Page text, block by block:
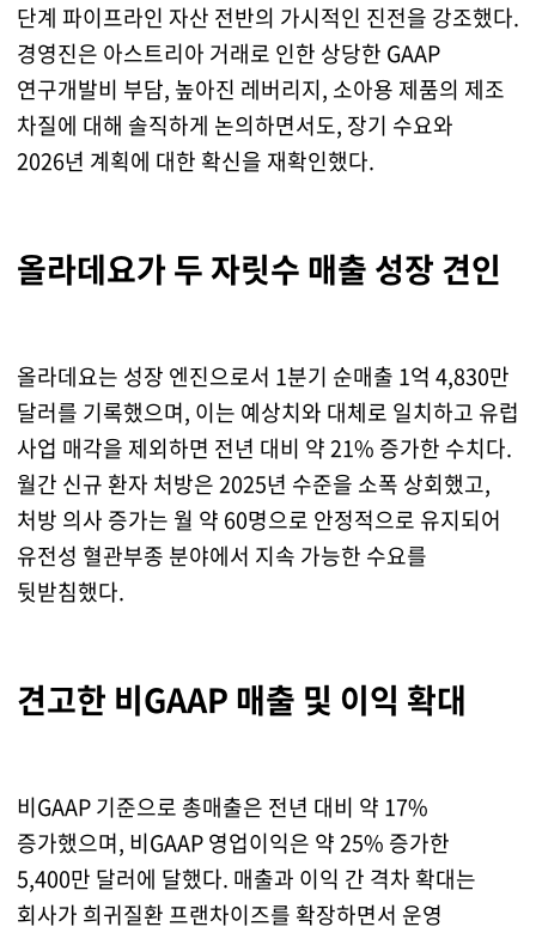
단계 파이프라인 자산 전반의 가시적인 진전을 강조했다.
경영진은 아스트리아 거래로 인한 상당한 GAAP
연구개발비 부담, 높아진 레버리지, 소아용 제품의 제조
차질에 대해 솔직하게 논의하면서도, 장기 수요와
2026년 계획에 대한 확신을 재확인했다.
올라데요가 두 자릿수 매출 성장 견인
올라데요는 성장 엔진으로서 1분기 순매출 1억 4,830만
달러를 기록했으며, 이는 예상치와 대체로 일치하고 유럽
사업 매각을 제외하면 전년 대비 약 21% 증가한 수치다.
월간 신규 환자 처방은 2025년 수준을 소폭 상회했고,
처방 의사 증가는 월 약 60명으로 안정적으로 유지되어
유전성 혈관부종 분야에서 지속 가능한 수요를
뒷받침했다.
견고한 비GAAP 매출 및 이익 확대
비GAAP 기준으로 총매출은 전년 대비 약 17%
증가했으며, 비GAAP 영업이익은 약 25% 증가한
5,400만 달러에 달했다. 매출과 이익 간 격차 확대는
회사가 희귀질환 프랜차이즈를 확장하면서 운영